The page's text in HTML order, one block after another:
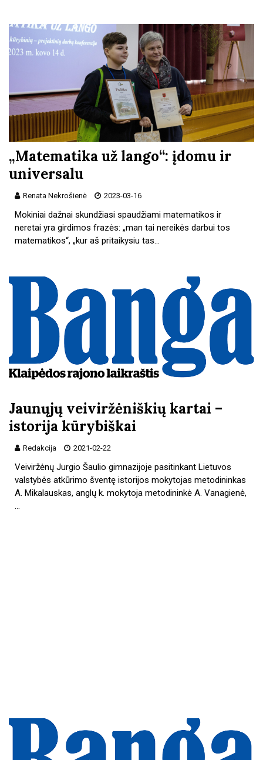
„Matematika už lango“: įdomu ir
universalu
Renata Nekrošienė 2023-03-16
Mokiniai dažnai skundžiasi spaudžiami matematikos ir
neretai yra girdimos frazės: „man tai nereikės darbui tos
matematikos“, „kur aš pritaikysiu tas…
Jaunųjų veiviržėniškių kartai –
istorija kūrybiškai
Redakcija 2021-02-22
Veiviržėnų Jurgio Šaulio gimnazijoje pasitinkant Lietuvos
valstybės atkūrimo šventę istorijos mokytojas metodininkas
A. Mikalauskas, anglų k. mokytoja metodininkė A. Vanagienė,
…